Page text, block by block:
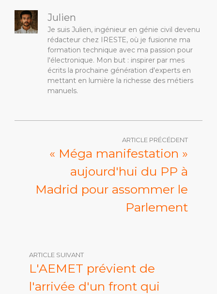
Julien
Je suis Julien, ingénieur en génie civil devenu
rédacteur chez IRESTE, où je fusionne ma
formation technique avec ma passion pour
l'électronique. Mon but : inspirer par mes
écrits la prochaine génération d'experts en
mettant en lumière la richesse des métiers
manuels.
ARTICLE PRÉCÉDENT
« Méga manifestation »
aujourd'hui du PP à
Madrid pour assommer le
Parlement
ARTICLE SUIVANT
L'AEMET prévient de
l'arrivée d'un front qui